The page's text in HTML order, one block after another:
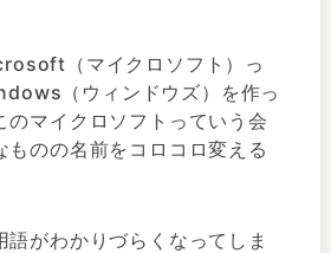
（マイクロソフト）っ
（ウィンドウズ）を作っ
のマイクロソフトっていう会
ものの名前をコロコロ変える
語がわかりづらくなってしま